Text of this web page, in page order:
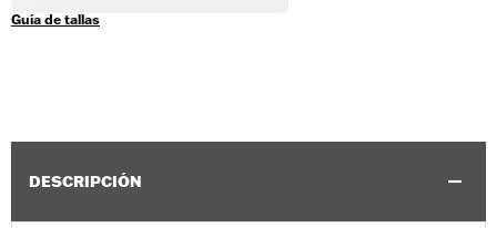
Guía de tallas
DESCRIPCIÓN